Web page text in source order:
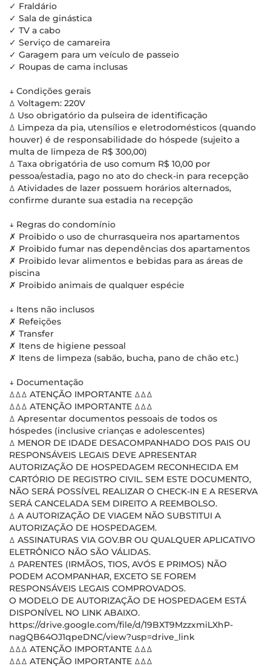
✓ Fraldário
✓ Sala de ginástica
✓ TV a cabo
✓ Serviço de camareira
✓ Garagem para um veículo de passeio
✓ Roupas de cama inclusas
↓ Condições gerais
ꕔ Voltagem: 220V
ꕔ Uso obrigatório da pulseira de identificação
ꕔ Limpeza da pia, utensílios e eletrodomésticos (quando
houver) é de responsabilidade do hóspede (sujeito a
multa de limpeza de R$ 300,00)
ꕔ Taxa obrigatória de uso comum R$ 10,00 por
pessoa/estadia, pago no ato do check-in para recepção
ꕔ Atividades de lazer possuem horários alternados,
confirme durante sua estadia na recepção
↓ Regras do condomínio
✗ Proibido o uso de churrasqueira nos apartamentos
✗ Proibido fumar nas dependências dos apartamentos
✗ Proibido levar alimentos e bebidas para as áreas de
piscina
✗ Proibido animais de qualquer espécie
↓ Itens não inclusos
✗ Refeições
✗ Transfer
✗ Itens de higiene pessoal
✗ Itens de limpeza (sabão, bucha, pano de chão etc.)
↓ Documentação
ꕔꕔꕔ ATENÇÃO IMPORTANTE ꕔꕔꕔ
ꕔꕔꕔ ATENÇÃO IMPORTANTE ꕔꕔꕔ
ꕔ Apresentar documentos pessoais de todos os
hóspedes (inclusive crianças e adolescentes)
ꕔ MENOR DE IDADE DESACOMPANHADO DOS PAIS OU
RESPONSÁVEIS LEGAIS DEVE APRESENTAR
AUTORIZAÇÃO DE HOSPEDAGEM RECONHECIDA EM
CARTÓRIO DE REGISTRO CIVIL. SEM ESTE DOCUMENTO,
NÃO SERÁ POSSÍVEL REALIZAR O CHECK-IN E A RESERVA
SERÁ CANCELADA SEM DIREITO A REEMBOLSO.
ꕔ A AUTORIZAÇÃO DE VIAGEM NÃO SUBSTITUI A
AUTORIZAÇÃO DE HOSPEDAGEM.
ꕔ ASSINATURAS VIA GOV.BR OU QUALQUER APLICATIVO
ELETRÔNICO NÃO SÃO VÁLIDAS.
ꕔ PARENTES (IRMÃOS, TIOS, AVÓS E PRIMOS) NÃO
PODEM ACOMPANHAR, EXCETO SE FOREM
RESPONSÁVEIS LEGAIS COMPROVADOS.
O MODELO DE AUTORIZAÇÃO DE HOSPEDAGEM ESTÁ
DISPONÍVEL NO LINK ABAIXO.
https://drive.google.com/file/d/19BXT9MzzxmiLXhP-
nagQB64OJ1qpeDNC/view?usp=drive_link
ꕔꕔꕔ ATENÇÃO IMPORTANTE ꕔꕔꕔ
ꕔꕔꕔ ATENÇÃO IMPORTANTE ꕔꕔꕔ